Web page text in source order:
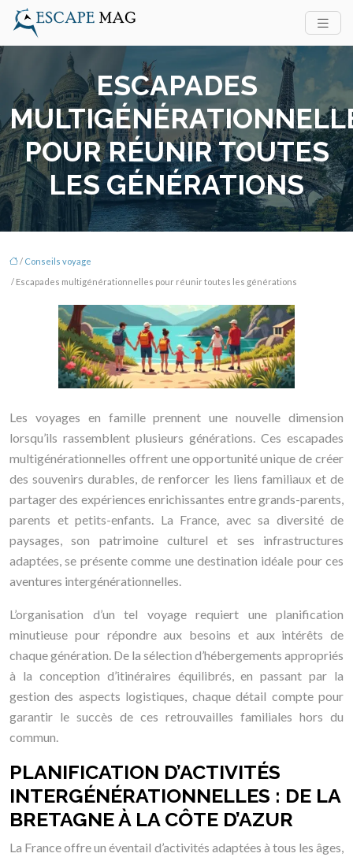
ESCAPADES
POUR RÉUNIR TOUTES
LES GÉNÉRATIONS
/ Conseils voyage
/ Escapades multigénérationnelles pour réunir toutes les générations
Les voyages en famille prennent une nouvelle dimension
lorsqu’ils rassemblent plusieurs générations. Ces escapades
multigénérationnelles offrent une opportunité unique de créer
des souvenirs durables, de renforcer les liens familiaux et de
partager des expériences enrichissantes entre grands-parents,
parents et petits-enfants. La France, avec sa diversité de
paysages, son patrimoine culturel et ses infrastructures
adaptées, se présente comme une destination idéale pour ces
aventures intergénérationnelles.
L’organisation d’un tel voyage requiert une planification
minutieuse pour répondre aux besoins et aux intérêts de
chaque génération. De la sélection d’hébergements appropriés
à la conception d’itinéraires équilibrés, en passant par la
gestion des aspects logistiques, chaque détail compte pour
garantir le succès de ces retrouvailles familiales hors du
commun.
PLANIFICATION D’ACTIVITÉS
INTERGÉNÉRATIONNELLES : DE LA
BRETAGNE À LA CÔTE D’AZUR
La France offre un éventail d’activités adaptées à tous les âges,